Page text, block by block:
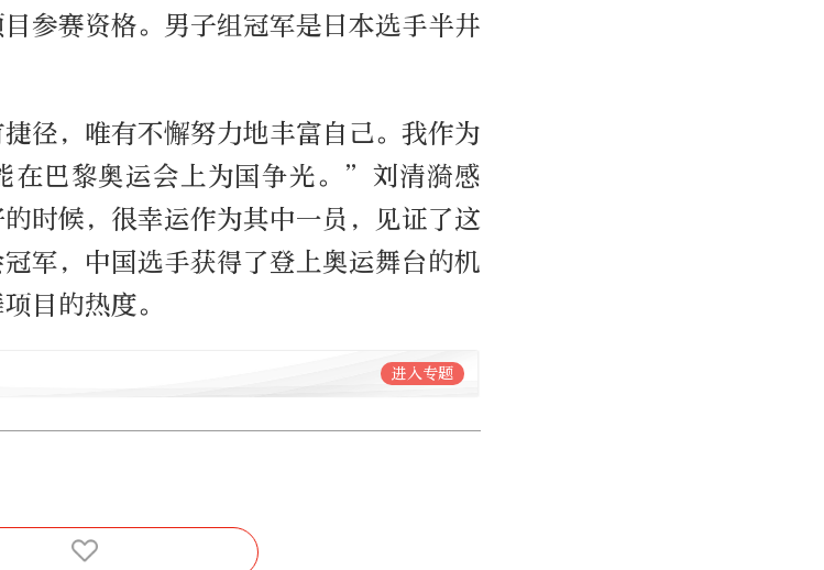
参赛资格。男子组冠军是日本选手半井
径，唯有不懈努力地丰富自己。我作为
在巴黎奥运会上为国争光。”刘清漪感
时候，很幸运作为其中一员，见证了这
军，中国选手获得了登上奥运舞台的机
目的热度。
进入专题